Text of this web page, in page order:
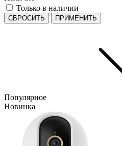
Только в наличии
СБРОСИТЬ ПРИМЕНИТЬ
Популярное
Новинка